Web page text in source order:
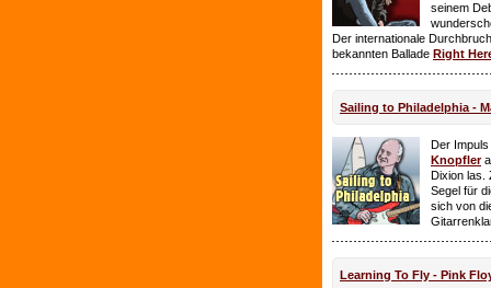
seinem
Der internationale
bekannten Ballade Right
Sailing to Philadelphia -
Der
Knopfler
Dixion las.
Segel für
sich von
Learning To Fly - Pink